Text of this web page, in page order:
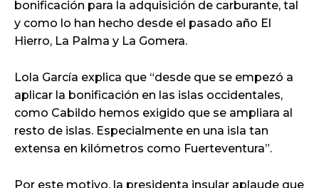
bonificación para la adquisición de carburante, tal
y como lo han hecho desde el pasado año El
Hierro, La Palma y La Gomera.
Lola García explica que “desde que se empezó a
aplicar la bonificación en las islas occidentales,
como Cabildo hemos exigido que se ampliara al
resto de islas. Especialmente en una isla tan
extensa en kilómetros como Fuerteventura”.
Por este motivo, la presidenta insular aplaude que